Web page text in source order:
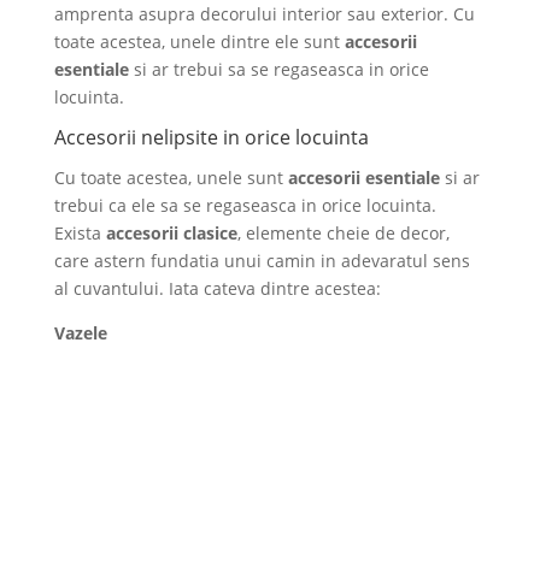
amprenta asupra decorului interior sau exterior. Cu
toate acestea, unele dintre ele sunt accesorii
esentialesi ar trebui sa se regaseasca in orice
locuinta.
Accesorii nelipsite in orice locuinta
Cu toate acestea, unele sunt accesorii esentialesi ar
trebui ca ele sa se regaseasca in orice locuinta.
Exista accesorii clasice, elemente cheie de decor,
care astern fundatia unui camin in adevaratul sens
al cuvantului. Iata cateva dintre acestea:
Vazele